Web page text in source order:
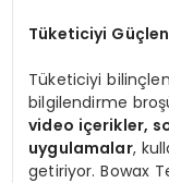
Tüketiciyi
Tüketiciyi
bilgilendirme
video içerikler,
uygulamalar,
getiriyor. Bowax